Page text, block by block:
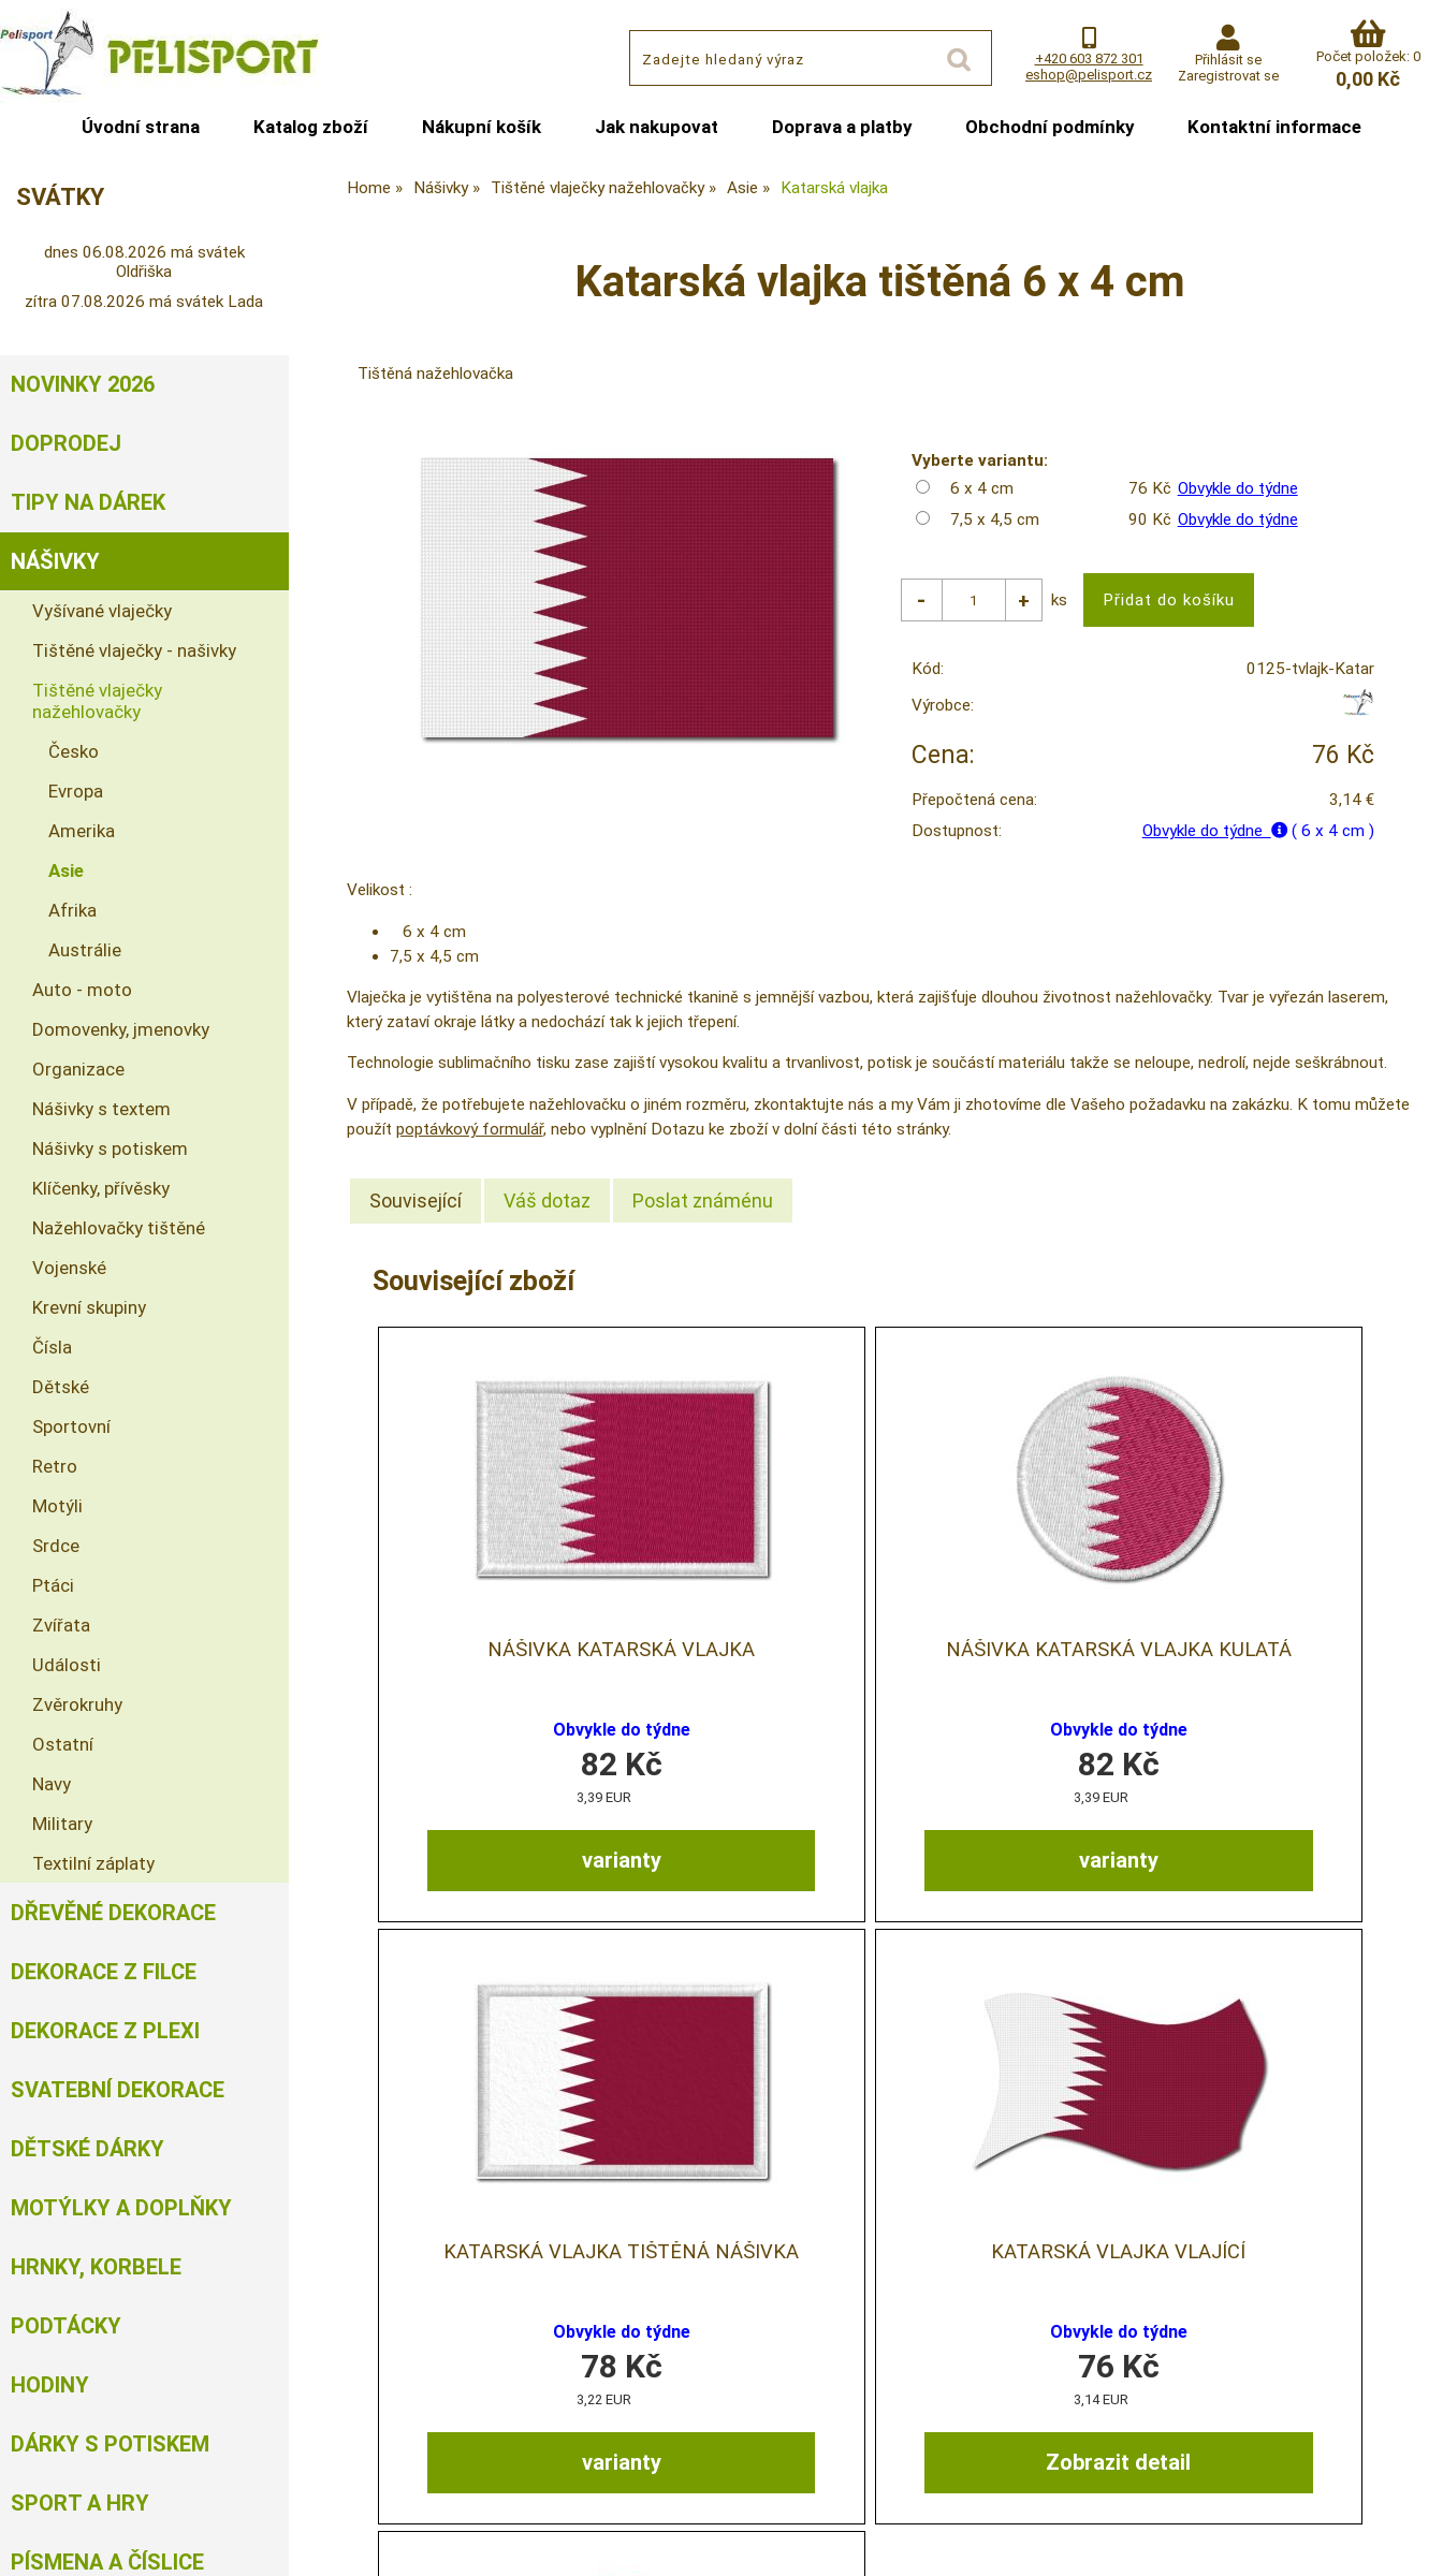
+420 603 872 301
eshop@pelisport.cz
Přihlásit se
Zaregistrovat se
Počet položek: 0
0,00 Kč
Úvodní strana Katalog zboží Nákupní košík Jak nakupovat Doprava a platby Obchodní podmínky Kontaktní informace
Home Nášivky Tištěné vlaječky nažehlovačky Asie Katarská vlajka
Katarská vlajka tištěná 6 x 4 cm
Tištěná nažehlovačka
Vyberte variantu:
6 x 4 cm
76 Kč Obvykle do týdne
7,5 x 4,5 cm
90 Kč Obvykle do týdne
ks
Kód:
0125-tvlajk-Katar
Výrobce:
Cena: 76 Kč
Přepočtená cena:
3,14 €
Dostupnost:
Obvykle do týdne ( 6 x 4 cm )
Velikost :
6 x 4 cm
7,5 x 4,5 cm
Vlaječka je vytištěna na polyesterové technické tkanině s jemnější vazbou, která zajišťuje dlouhou životnost nažehlovačky. Tvar je vyřezán laserem,
který zataví okraje látky a nedochází tak k jejich třepení.
Technologie sublimačního tisku zase zajiští vysokou kvalitu a trvanlivost, potisk je součástí materiálu takže se neloupe, nedrolí, nejde seškrábnout.
V případě, že potřebujete nažehlovačku o jiném rozměru, zkontaktujte nás a my Vám ji zhotovíme dle Vašeho požadavku na zakázku. K tomu můžete
použít poptávkový formulář, nebo vyplnění Dotazu ke zboží v dolní části této stránky.
Související Váš dotaz Poslat známénu
Související zboží
NÁŠIVKA KATARSKÁ VLAJKA
Obvykle do týdne
varianty
82 Kč
3,39 EUR
NÁŠIVKA KATARSKÁ VLAJKA KULATÁ
Obvykle do týdne
varianty
82 Kč
3,39 EUR
KATARSKÁ VLAJKA TIŠTĚNÁ NÁŠIVKA
Obvykle do týdne
varianty
78 Kč
3,22 EUR
KATARSKÁ VLAJKA VLAJÍCÍ
Obvykle do týdne
Zobrazit detail
76 Kč
3,14 EUR
SVÁTKY
dnes 06.08.2026 má svátek
Oldřiška
zítra 07.08.2026 má svátek Lada
NOVINKY 2026
DOPRODEJ
TIPY NA DÁREK
NÁŠIVKY
Vyšívané vlaječky
Tištěné vlaječky - našivky
Tištěné vlaječky
nažehlovačky
Česko
Evropa
Amerika
Asie
Afrika
Austrálie
Auto - moto
Domovenky, jmenovky
Organizace
Nášivky s textem
Nášivky s potiskem
Klíčenky, přívěsky
Nažehlovačky tištěné
Vojenské
Krevní skupiny
Čísla
Dětské
Sportovní
Retro
Motýli
Srdce
Ptáci
Zvířata
Události
Zvěrokruhy
Ostatní
Navy
Military
Textilní záplaty
DŘEVĚNÉ DEKORACE
DEKORACE Z FILCE
DEKORACE Z PLEXI
SVATEBNÍ DEKORACE
DĚTSKÉ DÁRKY
MOTÝLKY A DOPLŇKY
HRNKY, KORBELE
PODTÁCKY
HODINY
DÁRKY S POTISKEM
SPORT A HRY
PÍSMENA A ČÍSLICE